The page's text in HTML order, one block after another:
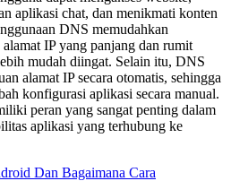
aplikasi chat, dan menikmati konten
DNS memudahkan
IP yang panjang dan rumit
mudah diingat. Selain itu, DNS
alamat IP secara otomatis, sehingga
konfigurasi aplikasi secara manual.
peran yang sangat penting dalam
aplikasi yang terhubung ke
Dan Bagaimana Cara